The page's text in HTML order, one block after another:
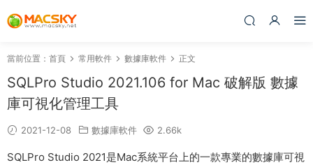
當前位置： 首頁 常用軟件 數據庫軟件 正文
SQLPro Studio 2021.106 for Mac 破解版 數據
庫可視化管理工具
2021-12-08 數據庫軟件 2.66k
SQLPro Studio 2021是Mac系統平台上的一款專業的數據庫可視